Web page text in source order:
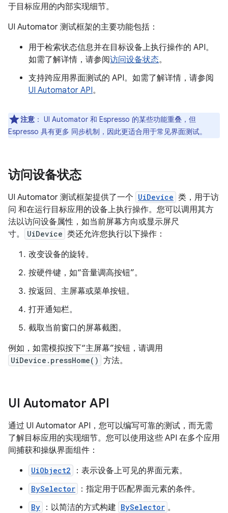
于目标应用的内部实现细节。
UI Automator 测试框架的主要功能包括：
用于检索状态信息并在目标设备上执行操作的 API。
如需了解详情，请参阅访问设备状态。
支持跨应用界面测试的 API。如需了解详情，请参阅
UI Automator API。
注意 ： UI Automator 和 Espresso 的某些功能重叠，但
Espresso 具有更多 同步机制，因此更适合用于常见界面测试。
访问设备状态
UI Automator 测试框架提供了一个 UiDevice 类，用于访
问 和在运行目标应用的设备上执行操作。您可以调用其方
法以访问设备属性，如当前屏幕方向或显示屏尺
寸。
UiDevice 类还允许您执行以下操作：
改变设备的旋转。
按硬件键，如“音量调高按钮”。
按返回、主屏幕或菜单按钮。
打开通知栏。
截取当前窗口的屏幕截图。
例如，如需模拟按下“主屏幕”按钮，请调用
UiDevice.pressHome() 方法。
UI Automator API
通过 UI Automator API，您可以编写可靠的测试，而无需
了解目标应用的实现细节。您可以使用这些 API 在多个应用
间捕获和操纵界面组件：
UiObject2 ：表示设备上可见的界面元素。
BySelector ：指定用于匹配界面元素的条件。
By ：以简洁的方式构建 BySelector 。